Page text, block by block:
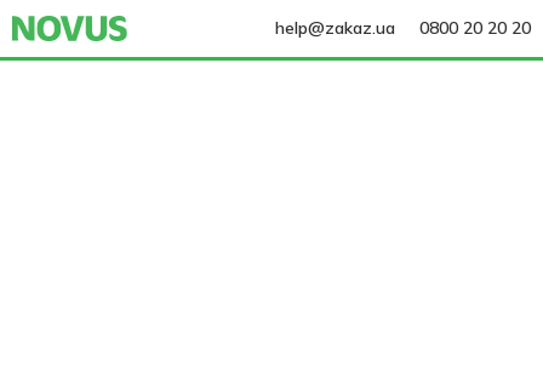
help@zakaz.ua 0800 20 20 20